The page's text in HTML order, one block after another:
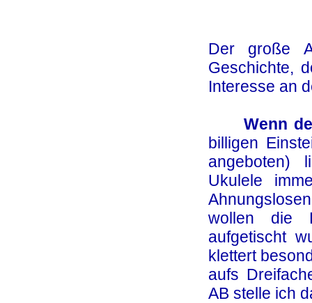
Der große
Geschichte,
Interesse an
Wenn der
billigen
angeboten)
Ukulele
wollen die
aufgetischt
klettert
aufs
AB stelle ich